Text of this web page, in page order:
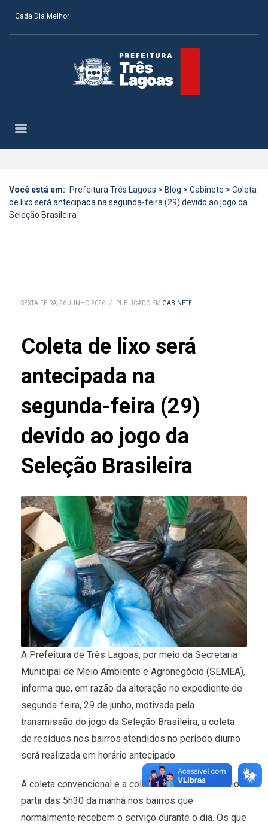
Cada Dia Melhor
Você está em: Prefeitura Três Lagoas > Blog > Gabinete > Coleta
de lixo será antecipada na segunda-feira (29) devido ao jogo da
Seleção Brasileira
SEXTA-FEIRA, 26 JUNHO 2026 / PUBLICADO EM GABINETE
Coleta de lixo será
antecipada na
segunda-feira (29)
devido ao jogo da
Seleção Brasileira
A Prefeitura de Três Lagoas, por meio da Secretaria
Municipal de Meio Ambiente e Agronegócio (SEMEA),
informa que, em razão da alteração no expediente de
segunda-feira, 29 de junho, motivada pela
transmissão do jogo da Seleção Brasileira, a coleta
de resíduos nos bairros atendidos no período diurno
será realizada em horário antecipado.
A coleta convencional e a coleta seletiva terão início a
partir das 5h30 da manhã nos bairros que
normalmente recebem o serviço durante o dia. Os que